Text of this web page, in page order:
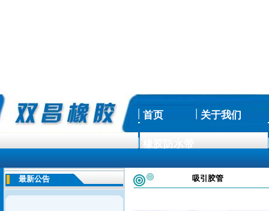
首页 关于我们
橡胶防水带
最新公告 吸引胶管